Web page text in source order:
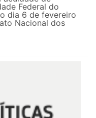
Federal do
dia 6 de fevereiro
Nacional dos